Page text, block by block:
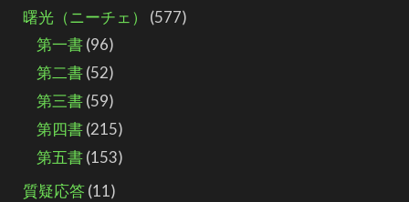
曙光（ニーチェ）
(577)
第一書(96)
第二書(52)
第三書(59)
第四書(215)
第五書(153)
質疑応答(11)